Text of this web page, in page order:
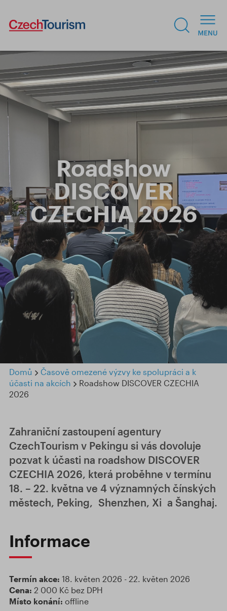
Roadshow
DISCOVER
CZECHIA 2026
Domů
Časově omezené výzvy ke spolupráci a k
účasti na akcích
Roadshow DISCOVER CZECHIA
2026
Zahraniční zastoupení agentury
CzechTourism v Pekingu si vás dovoluje
pozvat k účasti na roadshow DISCOVER
CZECHIA 2026, která proběhne v termínu
18. – 22. května ve 4 významných čínských
městech, Peking, Shenzhen, Xi a Šanghaj.
Informace
Termín akce: 18. květen 2026 - 22. květen 2026
Cena: 2 000 Kč bez DPH
Místo konání: offline